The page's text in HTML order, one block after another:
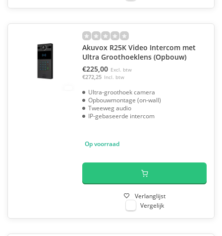
Akuvox R25K Video Intercom met
Ultra Groothoeklens (Opbouw)
€225,00 Excl. btw
€272,25 Incl. btw
Ultra-groothoek camera
Opbouwmontage (on-wall)
Tweeweg audio
IP-gebaseerde intercom
Op voorraad
Verlanglijst
Vergelijk